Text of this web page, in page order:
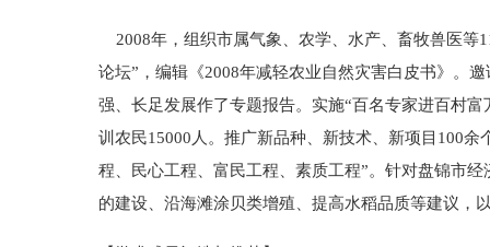
2008年，组织市属气象、农学、水产、畜牧兽医等
论坛”，编辑《2008年减轻农业自然灾害白皮书》。
强、长足发展作了专题报告。实施“百名专家进百村
训农民15000人。推广新品种、新技术、新项目100
程、民心工程、富民工程、素质工程”。针对盘锦市
的建设、沿海滩涂贝类增殖、提高水稻品质等建议，